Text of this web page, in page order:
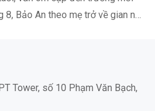
Bảo An theo mẹ trở về gian nhà
Tower, số 10 Phạm Văn Bạch,